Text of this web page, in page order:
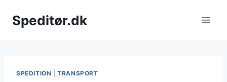
Speditør.dk
SPEDITION |TRANSPORT